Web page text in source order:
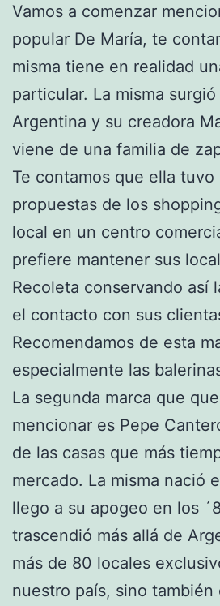
Vamos a comenzar
popular De María, te
misma tiene en realidad
particular. La misma
Argentina y su creadora
viene de una familia de
Te contamos que ella tuvo
propuestas de los
local en un centro
prefiere mantener sus
Recoleta conservando así
el contacto con sus
Recomendamos de esta
especialmente las
La segunda marca que
mencionar es Pepe
de las casas que más
mercado. La misma nació
llego a su apogeo en los
trascendió más allá de
más de 80 locales
nuestro país, sino también